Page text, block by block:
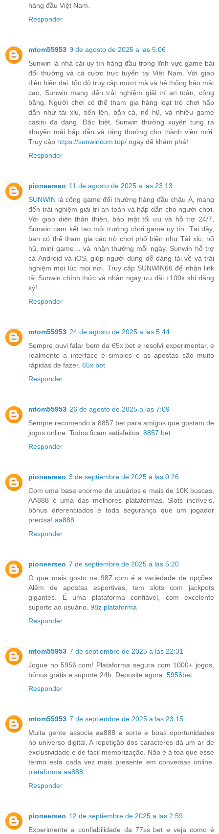
hàng đầu Việt Nam.
Responder
mtom55953 9 de agosto de 2025 a las 5:06
Sunwin là nhà cái uy tín hàng đầu trong lĩnh vực game bài
đổi thưởng và cá cược trực tuyến tại Việt Nam. Với giao
diện hiện đại, tốc độ truy cập mượt mà và hệ thống bảo mật
cao, Sunwin mang đến trải nghiệm giải trí an toàn, công
bằng. Người chơi có thể tham gia hàng loạt trò chơi hấp
dẫn như tài xỉu, tiến lên, bắn cá, nổ hũ, và nhiều game
casini đa dạng. Đặc biệt, Sunwin thường xuyên tung ra
khuyến mãi hấp dẫn và tặng thưởng cho thành viên mới.
Truy cập https://sunwincom.top/ ngay để khám phá!
Responder
pioneerseo 11 de agosto de 2025 a las 23:13
SUNWIN là cổng game đổi thưởng hàng đầu châu Á, mang
đến trải nghiệm giải trí an toàn và hấp dẫn cho người chơi.
Với giao diện thân thiện, bảo mật tối ưu và hỗ trợ 24/7,
Sunwin cam kết tạo môi trường chơi game uy tín. Tại đây,
bạn có thể tham gia các trò chơi phổ biến như Tài xỉu, nổ
hũ, mini game… và nhận thưởng mỗi ngày. Sunwin hỗ trợ
cả Android và iOS, giúp người dùng dễ dàng tải về và trải
nghiệm mọi lúc mọi nơi. Truy cập SUNWIN66 để nhận link
tải Sunwin chính thức và nhận ngay ưu đãi +100k khi đăng
ký!
Responder
mtom55953 24 de agosto de 2025 a las 5:44
Sempre ouvi falar bem da 65x bet e resolvi experimentar, e
realmente a interface é simples e as apostas são muito
rápidas de fazer. 65x bet
Responder
mtom55953 26 de agosto de 2025 a las 7:09
Sempre recomendo a 8857 bet para amigos que gostam de
jogos online. Todos ficam satisfeitos. 8857 bet
Responder
pioneerseo 3 de septiembre de 2025 a las 0:26
Com uma base enorme de usuários e mais de 10K buscas,
AA888 é uma das melhores plataformas. Slots incríveis,
bônus diferenciados e toda segurança que um jogador
precisa! aa888
Responder
pioneerseo 7 de septiembre de 2025 a las 5:20
O que mais gosto na 98Z.com é a variedade de opções.
Além de apostas esportivas, tem slots com jackpots
gigantes. É uma plataforma confiável, com excelente
suporte ao usuário. 98z plataforma
Responder
mtom55953 7 de septiembre de 2025 a las 22:31
Jogue no 5956.com! Plataforma segura com 1000+ jogos,
bônus grátis e suporte 24h. Deposite agora. 5956bet
Responder
mtom55953 7 de septiembre de 2025 a las 23:15
Muita gente associa aa888 a sorte e boas oportunidades
no universo digital. A repetição dos caracteres dá um ar de
exclusividade e de fácil memorização. Não é à toa que esse
termo está cada vez mais presente em conversas online.
plataforma aa888
Responder
pioneerseo 12 de septiembre de 2025 a las 2:59
Experimente a confiabilidade da 77ss bet e veja como é